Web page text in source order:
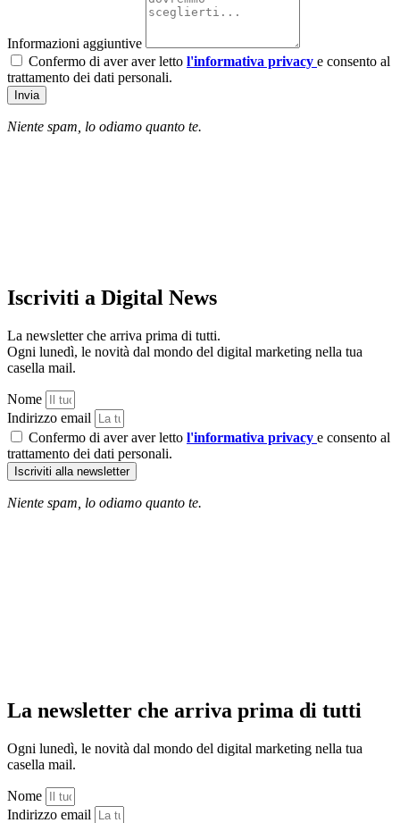
Informazioni aggiuntive
Confermo di aver aver letto l'informativa privacy e consento al
trattamento dei dati personali.
Invia
Niente spam, lo odiamo quanto te.
Iscriviti a Digital News
La newsletter che arriva prima di tutti.
Ogni lunedì, le novità dal mondo del digital marketing nella tua
casella mail.
Nome
Indirizzo email
Confermo di aver aver letto l'informativa privacy e consento al
trattamento dei dati personali.
Iscriviti alla newsletter
Niente spam, lo odiamo quanto te.
La newsletter che arriva prima di tutti
Ogni lunedì, le novità dal mondo del digital marketing nella tua
casella mail.
Nome
Indirizzo email